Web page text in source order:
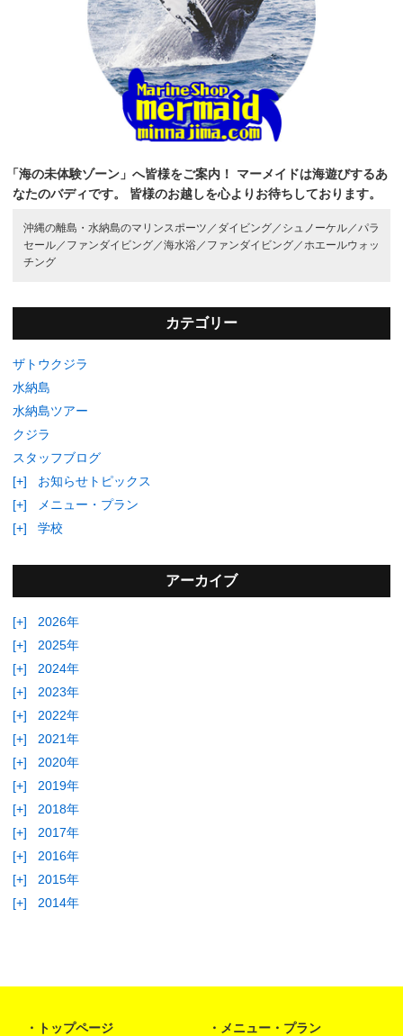
「海の未体験ゾーン」へ皆様をご案内！
マーメイドは海遊びするあ
なたのバディです。
皆様のお越しを心よりお待ちしております。
沖縄の離島・水納島のマリンスポーツ／ ダイビング／ シュノーケル／パラ
セール／ ファンダイビング／海水浴／ ファンダイビング／ホエールウォッ
チング
カテゴリー
ザトウクジラ
水納島
水納島ツアー
クジラ
スタッフブログ
[+]
お知らせトピックス
[+]
メニュー・プラン
[+]
学校
アーカイブ
[+]
2026年
[+]
2025年
[+]
2024年
[+]
2023年
[+]
2022年
[+]
2021年
[+]
2020年
[+]
2019年
[+]
2018年
[+]
2017年
[+]
2016年
[+]
2015年
[+]
2014年
トップページ メニュー・プラン